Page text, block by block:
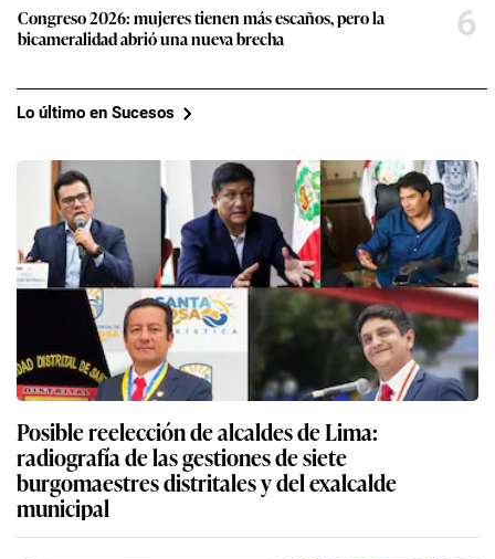
Congreso 2026: mujeres tienen más escaños, pero la
bicameralidad abrió una nueva brecha
6
Lo último en Sucesos
Posible reelección de alcaldes de Lima:
radiografía de las gestiones de siete
burgomaestres distritales y del exalcalde
municipal